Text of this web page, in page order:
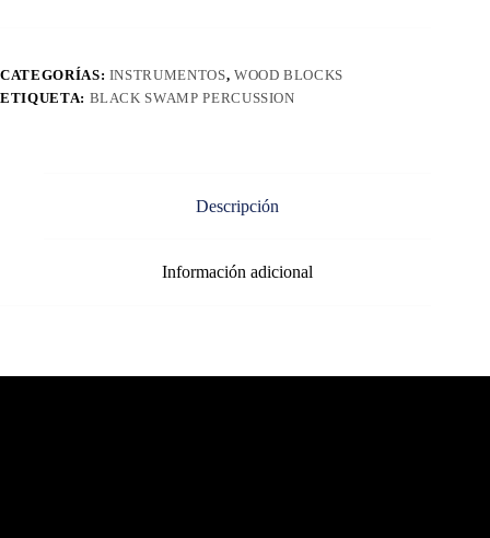
CATEGORÍAS: INSTRUMENTOS, WOOD BLOCKS
ETIQUETA: BLACK SWAMP PERCUSSION
Descripción
Información adicional